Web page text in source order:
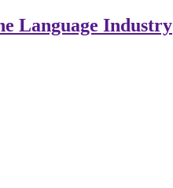
Language Industry